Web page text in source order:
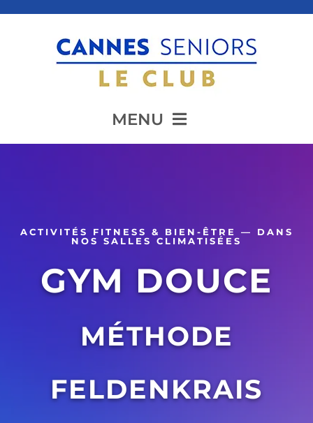
MENU
Présentation
Animation
Prévention
Restauration
ACTIVITÉS FITNESS & BIEN-ÊTRE — DANS
NOS SALLES CLIMATISÉES
GYM DOUCE
MÉTHODE
FELDENKRAIS